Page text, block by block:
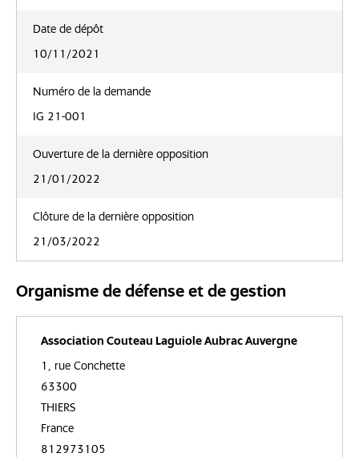
Date de dépôt
10/11/2021
Numéro de la demande
IG 21-001
Ouverture de la dernière opposition
21/01/2022
Clôture de la dernière opposition
21/03/2022
Organisme de défense et de gestion
Association Couteau Laguiole Aubrac Auvergne
1, rue Conchette
63300
THIERS
France
812973105